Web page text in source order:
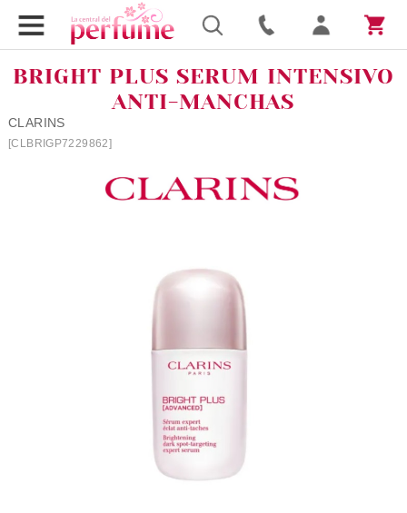
BRIGHT PLUS SERUM INTENSIVO
ANTI-MANCHAS
CLARINS
[CLBRIGP7229862]